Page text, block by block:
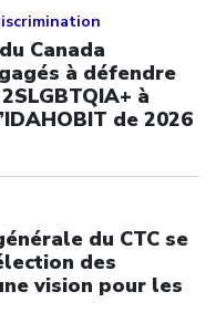
Canada
à défendre
à
de 2026
du CTC se
des
vision pour les